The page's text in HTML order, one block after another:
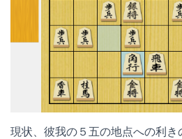
現状、彼我の５五の地点への利